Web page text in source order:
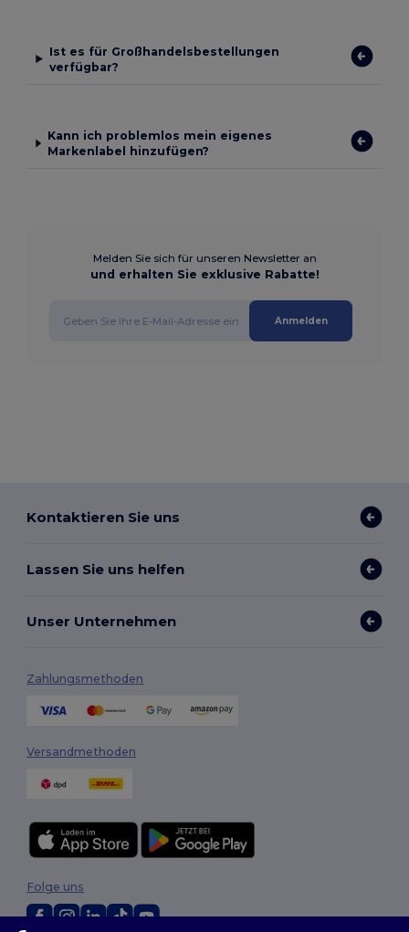
Ist es für Großhandelsbestellungen
verfügbar?
Kann ich problemlos mein eigenes
Markenlabel hinzufügen?
Melden Sie sich für unseren Newsletter an
und erhalten Sie exklusive Rabatte!
Anmelden
Kontaktieren Sie uns
Lassen Sie uns helfen
Unser Unternehmen
Zahlungsmethoden
Versandmethoden
Folge uns